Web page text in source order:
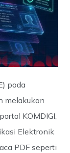
pada
melakukan
KOMDIGI,
Elektronik
PDF seperti